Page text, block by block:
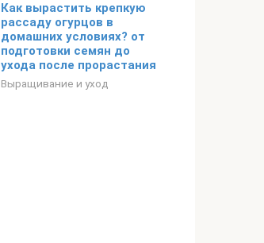
Как вырастить крепкую
рассаду огурцов в
домашних условиях? от
подготовки семян до
ухода после прорастания
Выращивание и уход